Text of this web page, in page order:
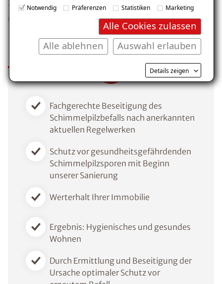
Notwendig Präferenzen Statistiken Marketing
Alle Cookies zulassen
Auswahl erlauben
Alle ablehnen
Details zeigen
fachgerechte Bewertung und Beseitigung von
mikrobiellen Schäden.
Ihre Vorteile im Überblick
Fachgerechte Beseitigung des
Schimmelpilzbefalls nach anerkannten
aktuellen Regelwerken
Schutz vor gesundheitsgefährdenden
Schimmelpilzsporen mit Beginn
unserer Sanierung
Werterhalt Ihrer Immobilie
Ergebnis: Hygienisches und gesundes
Wohnen
Durch Ermittlung und Beseitigung der
Ursache optimaler Schutz vor
Kostenlosen Ratgeber anfordern
Voraussetzung für den Erhalt des kostenfreien